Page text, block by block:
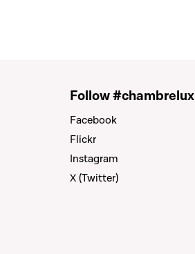
Follow #chambrelux
Facebook
Flickr
Instagram
X (Twitter)